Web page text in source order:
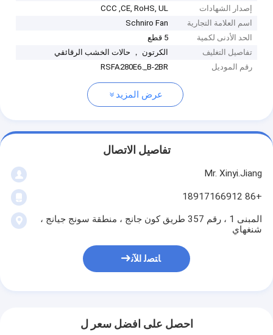
إصدار الشهادات
CCC ,CE, RoHS, UL
اسم العلامة التجارية
Schniro Fan
الحد الأدنى لكمية
5 قطع
تفاصيل التغليف
الكرتون ， حالات الخشب الرقائقي
رقم الموديل
RSFA280E6._B-2BR
عرض المزيد
تفاصيل الاتصال
Mr. Xinyi.Jiang
+86 18917166912
المبنى 1 ، رقم 357 طريق كون جانج ، منطقة سونج جيانج ،
شنغهاي
ﺎﺘﺼﻟ ﺍﻶﻧ
احصل على افضل سعر ل